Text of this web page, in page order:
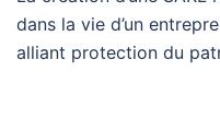
dans la vie d’un
alliant protection du